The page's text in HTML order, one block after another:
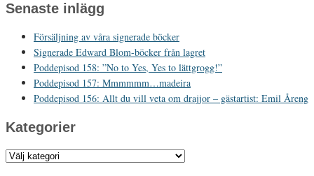
Senaste inlägg
Försäljning av våra signerade böcker
Signerade Edward Blom-böcker från lagret
Poddepisod 158: ”No to Yes, Yes to lättgrogg!”
Poddepisod 157: Mmmmmm…madeira
Poddepisod 156: Allt du vill veta om drajjor – gästartist: Emil Åreng
Kategorier
Kategorier